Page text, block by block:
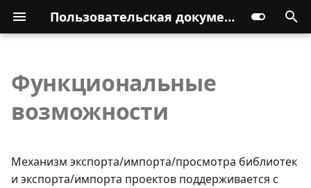
Пользовательская документация
Функциональные
возможности
Механизм экспорта/импорта/просмотра библиотек
и экспорта/импорта проектов поддерживается с